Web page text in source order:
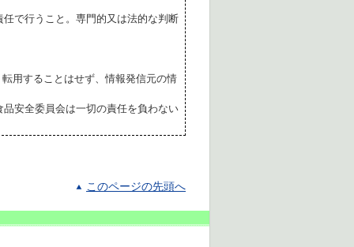
で行うこと。専門的又は法的な判断
用することはせず、情報発信元の情
安全委員会は一切の責任を負わない
このページの先頭へ